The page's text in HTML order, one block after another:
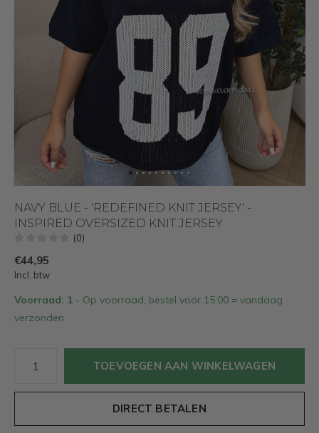
NAVY BLUE - 'REDEFINED KNIT JERSEY' -
INSPIRED OVERSIZED KNIT JERSEY
(0)
€44,95
Incl. btw
Voorraad: 1 - Op voorraad, bestel voor 15:00 = vandaag
verzonden
TOEVOEGEN AAN WINKELWAGEN
DIRECT BETALEN